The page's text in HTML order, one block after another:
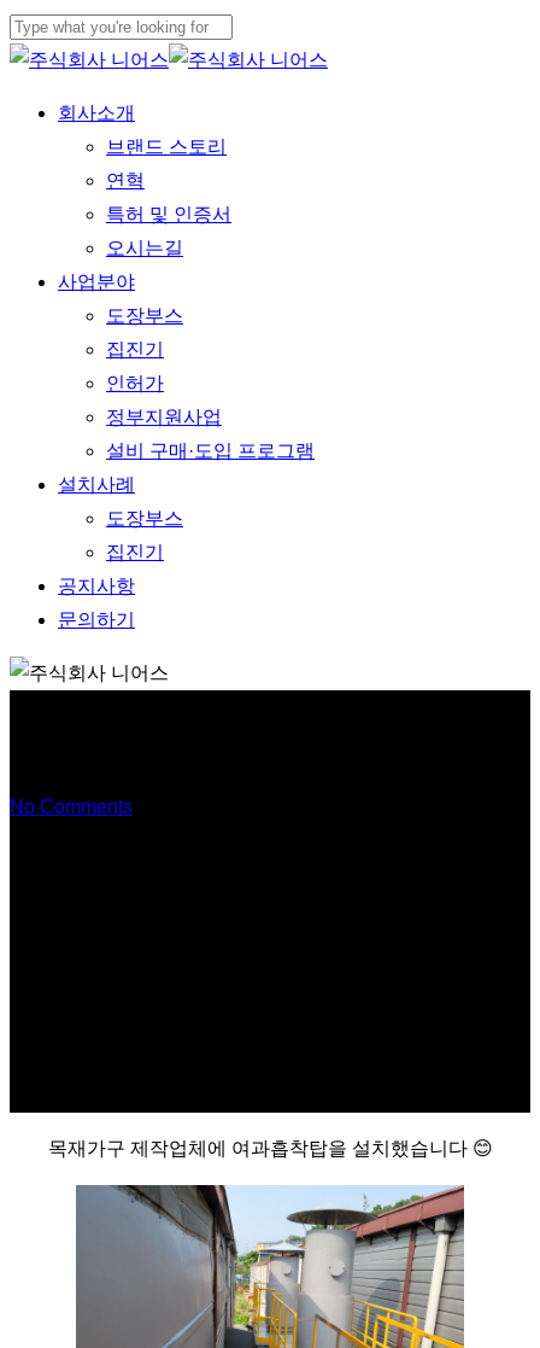
Skip
to
content
Close
Menu
회사소개
브랜드 스토리
연혁
특허 및 인증서
오시는길
사업분야
도장부스
집진기
인허가
정부지원사업
설비 구매·도입 프로그램
설치사례
도장부스
집진기
공지사항
문의하기
No Comments
목재가구 제작업체에 여과흡착탑을 설치했습니다 😊